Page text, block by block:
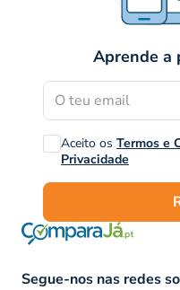
Aprende a
Aceito os Termos e
Privacidade
Segue-nos nas redes